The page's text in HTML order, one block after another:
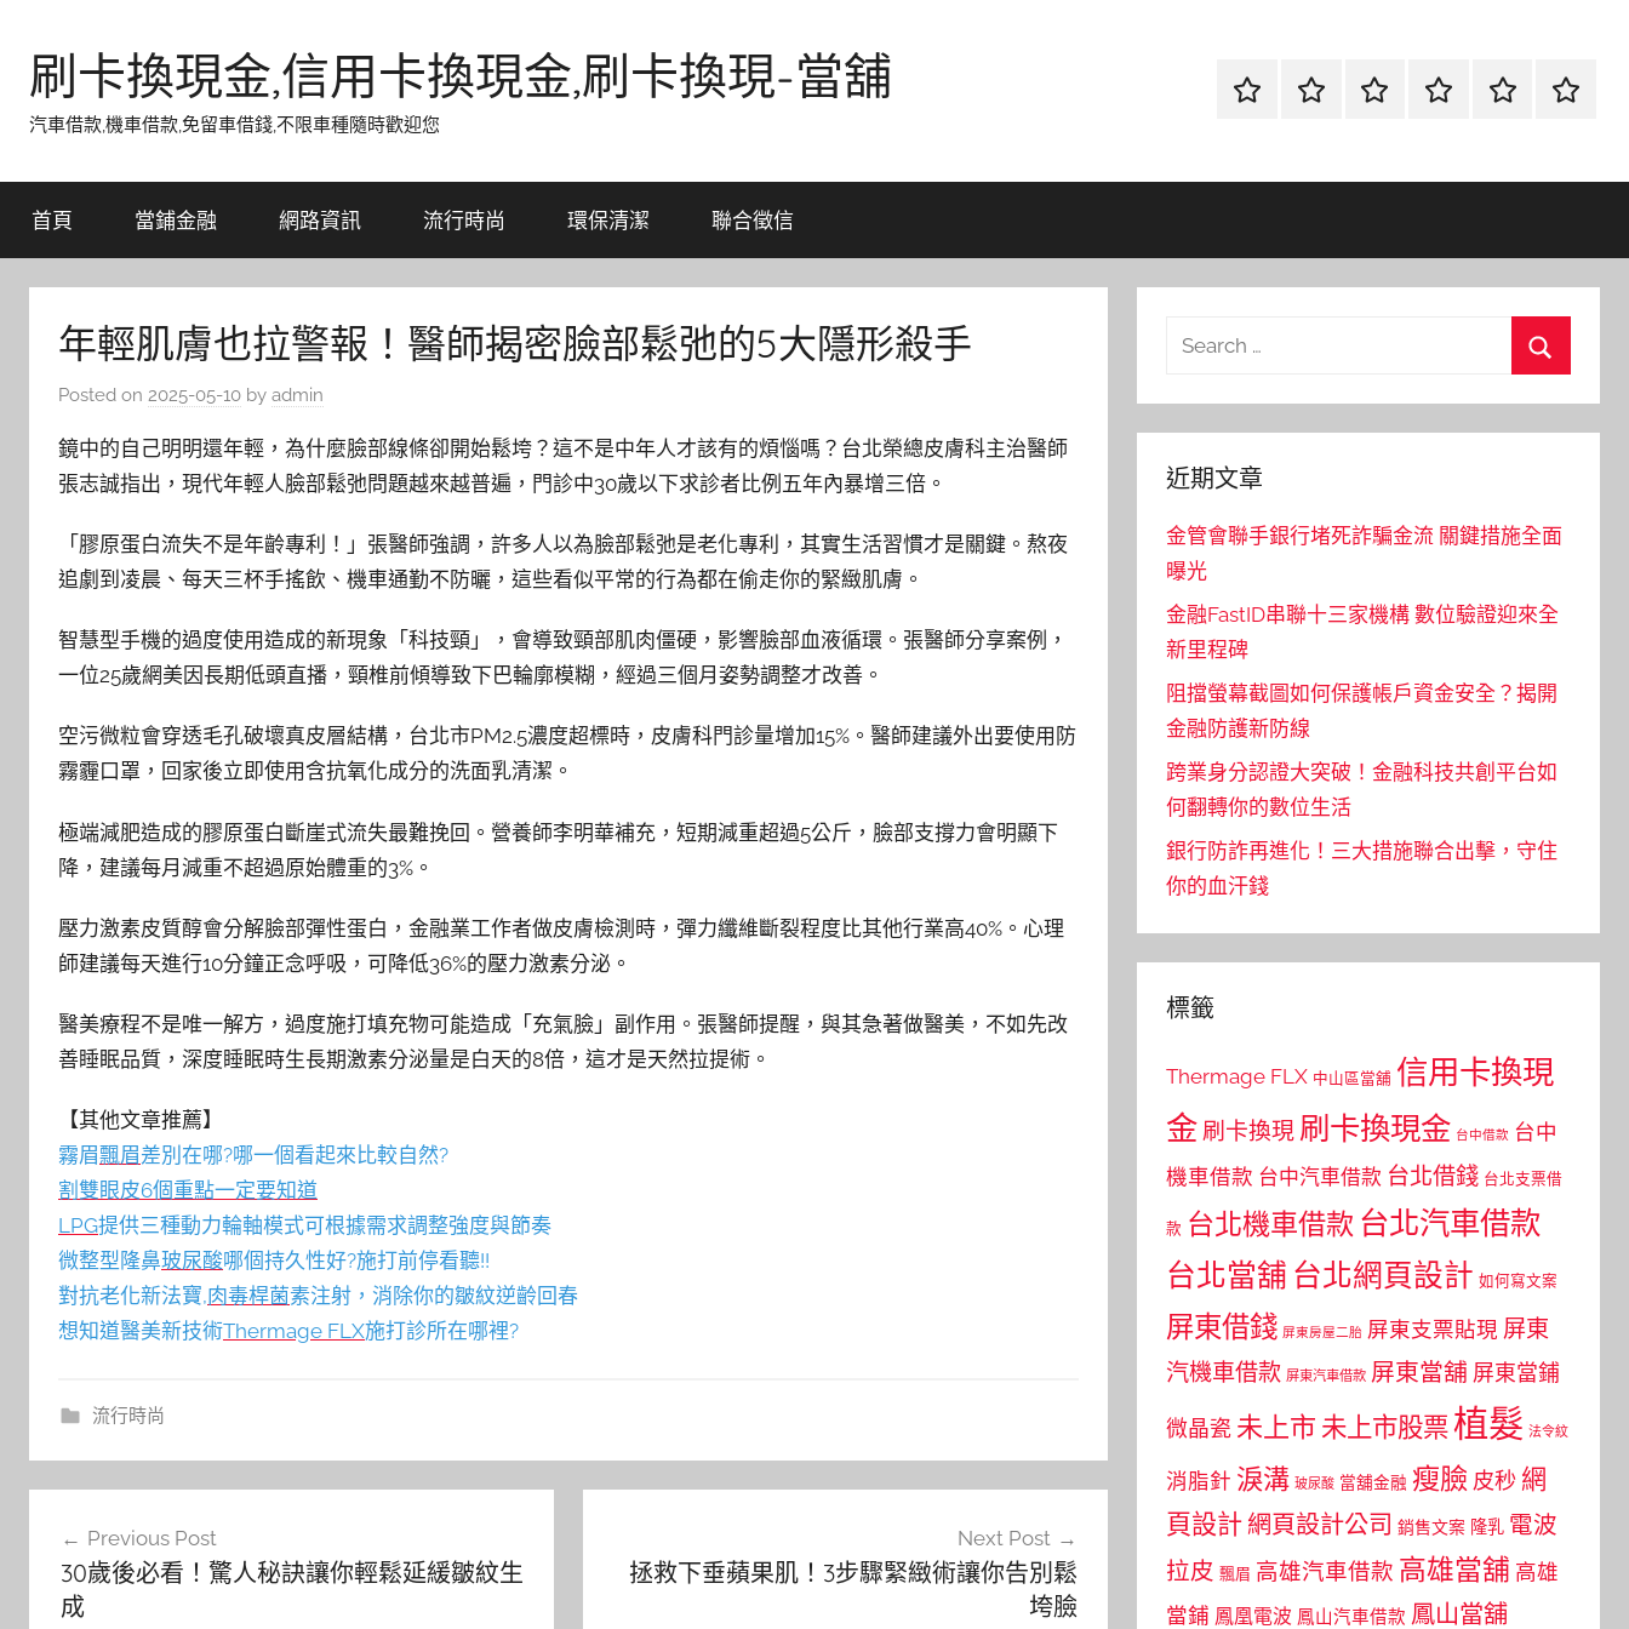
content刷卡換現金,信用卡換現金,刷卡換現-當舖
汽車借款,機車借款,免留車借錢,不限車種隨時歡迎您
首
當
網
流
環
聯
首頁 當鋪金融 網路資訊 流行時尚 環保清潔 聯合徵信
年輕肌膚也拉警報！醫師揭密臉部鬆弛的5大隱形殺手
Posted on 2025-05-10 by admin
鏡中的自己明明還年輕，為什麼臉部線條卻開始鬆垮？這不是中年人才該有的煩惱嗎？台北榮總皮膚科主治醫師
張志誠指出，現代年輕人臉部鬆弛問題越來越普遍，門診中30歲以下求診者比例五年內暴增三倍。
「膠原蛋白流失不是年齡專利！」張醫師強調，許多人以為臉部鬆弛是老化專利，其實生活習慣才是關鍵。熬夜
追劇到凌晨、每天三杯手搖飲、機車通勤不防曬，這些看似平常的行為都在偷走你的緊緻肌膚。
智慧型手機的過度使用造成的新現象「科技頸」，會導致頸部肌肉僵硬，影響臉部血液循環。張醫師分享案例，
一位25歲網美因長期低頭直播，頸椎前傾導致下巴輪廓模糊，經過三個月姿勢調整才改善。
空污微粒會穿透毛孔破壞真皮層結構，台北市PM2.5濃度超標時，皮膚科門診量增加15%。醫師建議外出要使用防
霧霾口罩，回家後立即使用含抗氧化成分的洗面乳清潔。
極端減肥造成的膠原蛋白斷崖式流失最難挽回。營養師李明華補充，短期減重超過5公斤，臉部支撐力會明顯下
降，建議每月減重不超過原始體重的3%。
壓力激素皮質醇會分解臉部彈性蛋白，金融業工作者做皮膚檢測時，彈力纖維斷裂程度比其他行業高40%。心理
師建議每天進行10分鐘正念呼吸，可降低36%的壓力激素分泌。
醫美療程不是唯一解方，過度施打填充物可能造成「充氣臉」副作用。張醫師提醒，與其急著做醫美，不如先改
善睡眠品質，深度睡眠時生長期激素分泌量是白天的8倍，這才是天然拉提術。
【其他文章推薦】
霧眉飄眉差別在哪?哪一個看起來比較自然?
割雙眼皮6個重點一定要知道
LPG提供三種動力輪軸模式可根據需求調整強度與節奏
微整型隆鼻玻尿酸哪個持久性好?施打前停看聽!!
對抗老化新法寶,肉毒桿菌素注射，消除你的皺紋逆齡回春
想知道醫美新技術Thermage FLX施打診所在哪裡?
流行時尚
Previous Post
30歲後必看！驚人秘訣讓你輕鬆延緩皺紋生
成
Next Post
拯救下垂蘋果肌！3步驟緊緻術讓你告別鬆
垮臉
Search
近期文章
金管會聯手銀行堵死詐騙金流 關鍵措施全面
曝光
金融FastID串聯十三家機構 數位驗證迎來全
新里程碑
阻擋螢幕截圖如何保護帳戶資金安全？揭開
金融防護新防線
跨業身分認證大突破！金融科技共創平台如
何翻轉你的數位生活
銀行防詐再進化！三大措施聯合出擊，守住
你的血汗錢
標籤
Thermage FLX 中山區當舖 信用卡換現
金 刷卡換現 刷卡換現金 台中借款 台中
機車借款 台中汽車借款 台北借錢 台北支票借
款 台北機車借款 台北汽車借款
台北當舖 台北網頁設計 如何寫文案
屏東借錢 屏東房屋二胎 屏東支票貼現 屏東
汽機車借款 屏東汽車借款 屏東當舖 屏東當鋪
微晶瓷 未上市 未上市股票植髮 法令紋
消脂針 淚溝 玻尿酸 當舖金融 瘦臉 皮秒 網
頁設計 網頁設計公司 銷售文案 隆乳 電波
拉皮 飄眉 高雄汽車借款 高雄當舖 高雄
當鋪 鳳凰電波 鳳山汽車借款 鳳山當舖